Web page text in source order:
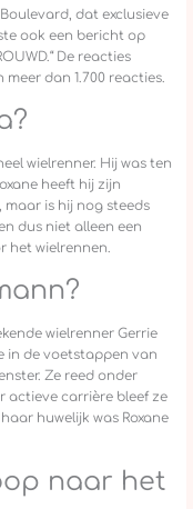
dat exclusieve
ook een bericht op
De reacties
dan 1.700 reacties.
wielrenner. Hij was ten
heeft hij zijn
is hij nog steeds
dus niet alleen een
het wielrennen.
wielrenner Gerrie
in de voetstappen van
Ze reed onder
actieve carrière bleef ze
huwelijk was Roxane
naar het